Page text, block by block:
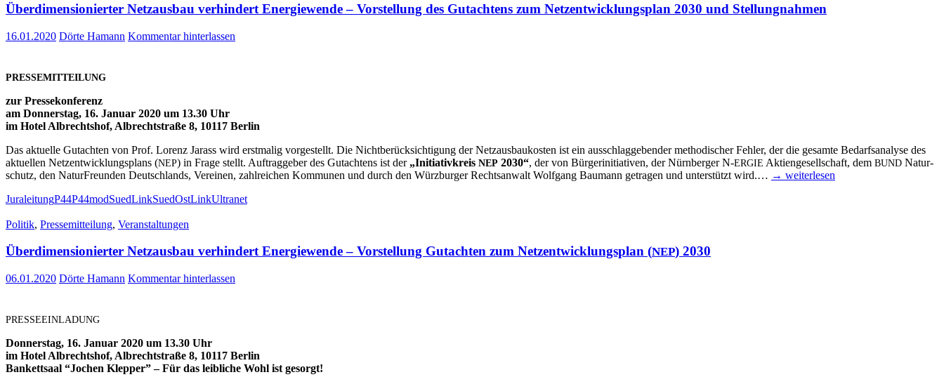
Über­di­men­sio­nier­ter Netz­aus­bau ver­hin­dert Ener­gie­wen­de – Vor­stel­lung des Gut­ach­tens zum Netz­ent­wick­lungs­plan 2030 und Stellungnahmen
16.01.2020 Dörte Hamann Kommentar hinterlassen
PRESSEMITTEILUNG
zur Pres­se­kon­fe­renz
am Don­ners­tag, 16. Janu­ar 2020 um 13.30 Uhr
im Hotel Albrechts­hof, Albrecht­stra­ße 8, 10117 Ber­lin
Das aktu­el­le Gut­ach­ten von Prof. Lorenz Jarass wird erst­ma­lig vor­ge­stellt. Die Nicht­be­rück­sich­ti­gung der Netz­aus­bau­kos­ten ist ein aus­schlag­ge­ben­der metho­di­scher Feh­ler, der die gesam­te Bedarfs­ana­ly­se des
aktu­el­len Netz­ent­wick­lungs­plans (NEP) in Fra­ge stellt. Auf­trag­ge­ber des Gut­ach­tens ist der „Initia­tiv­kreis NEP 2030“, der von Bür­ger­initia­ti­ven, der Nürn­ber­ger N‑ERGIE Akti­en­ge­sell­schaft, dem BUND Natur­
schutz, den Natur­Freun­den Deutsch­lands, Ver­ei­nen, zahl­rei­chen Kom­mu­nen und durch den Würz­bur­ger Rechts­an­walt Wolf­gang Bau­mann getra­gen und unter­stützt wird.… → wei­ter­le­sen
JuraleitungP44P44modSuedLinkSuedOstLinkUltranet
Politik, Pressemitteilung, Veranstaltungen
Über­di­men­sio­nier­ter Netz­aus­bau ver­hin­dert Ener­gie­wen­de – Vor­stel­lung Gut­ach­ten zum Netz­ent­wick­lungs­plan (NEP) 2030
06.01.2020 Dörte Hamann Kommentar hinterlassen
PRESSEEINLADUNG
Don­ners­tag, 16. Janu­ar 2020 um 13.30 Uhr
im Hotel Albrechts­hof, Albrecht­stra­ße 8, 10117 Berlin
Ban­kett­saal “Jochen Klep­per” – Für das leib­li­che Wohl ist gesorgt!